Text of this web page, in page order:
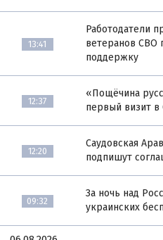
13:41
Работодатели
ветеранов СВО
поддержку
12:37
«Пощёчина
первый визит
12:20
Саудовская
подпишут
09:32
За ночь над
украинских